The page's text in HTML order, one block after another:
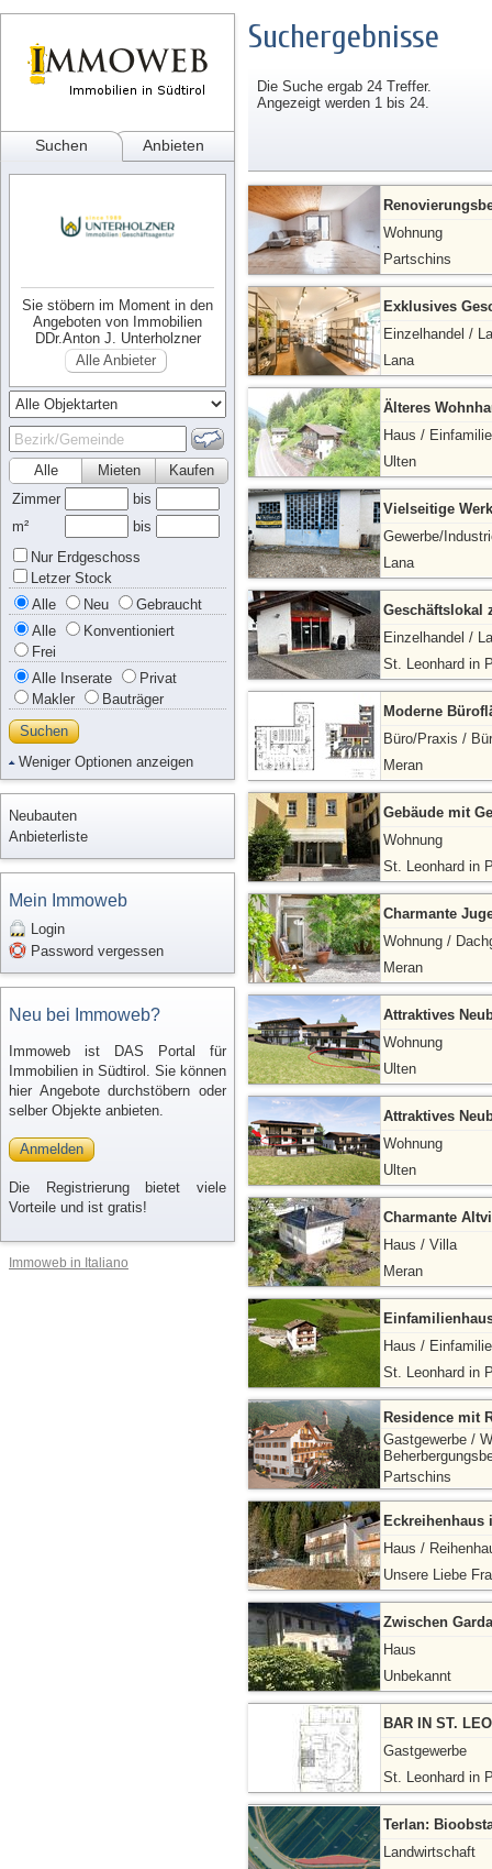
Suchen Anbieten
Sie stöbern im Moment in den
Angeboten von Immobilien
DDr.Anton J. Unterholzner
Alle Anbieter
Alle Kaufen
Mieten
Zimmer
bis
m²
bis
Nur Erdgeschoss
Letzer Stock
Alle
Neu
Gebraucht
Alle
Konventioniert
Frei
Alle Inserate
Privat
Makler
Bauträger
Suchen
Weniger Optionen anzeigen
Neubauten
Anbieterliste
Mein Immoweb
Login
Password vergessen
Neu bei Immoweb?
Immoweb ist DAS Portal für
Immobilien in Südtirol. Sie können
hier Angebote durchstöbern oder
selber Objekte anbieten.
Anmelden
Die Registrierung bietet viele
Vorteile und ist gratis!
Immoweb in Italiano
Suchergebnisse
Die Suche ergab 24 Treffer.
Angezeigt werden 1 bis 24.
Wohnung
Partschins
Exklusives
Einzelhandel /
Lana
Älteres
Haus /
Ulten
Vielseitige
Gewerbe/
Lana
Geschäftslokal
Einzelhandel /
St. Leonhard in
Moderne
Büro/Praxis /
Meran
Gebäude mit
Wohnung
St. Leonhard in
Charmante
Wohnung /
Meran
Attraktives
Wohnung
Ulten
Attraktives
Wohnung
Ulten
Charmante
Haus / Villa
Meran
Haus /
St. Leonhard in
Residence mit
Gastgewerbe /
Partschins
Eckreihenhaus
Haus /
Unsere Liebe
Zwischen
Haus
Unbekannt
BAR IN ST.
Gastgewerbe
St. Leonhard in
Terlan:
Landwirtschaft